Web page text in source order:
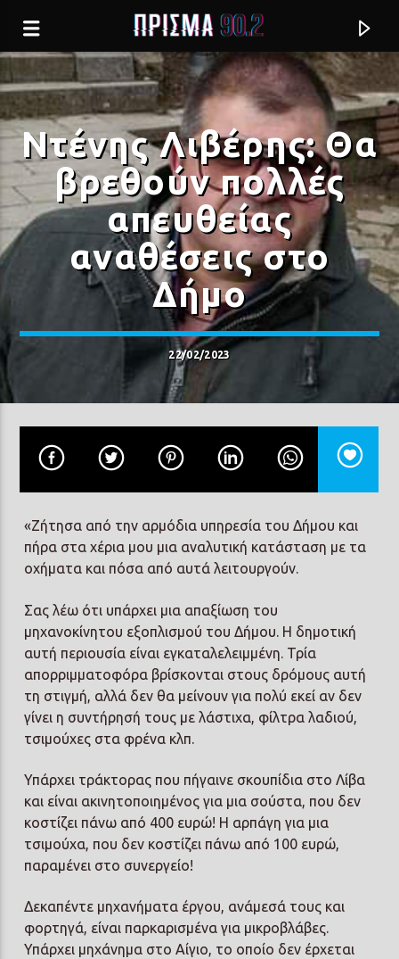
Current track
ΜΟΝΟ Σ' ΑΓΑΠΑΩ
ΠΑΝΟΣ ΚΙΑΜΟΣ
Prisma Radio 90,2
Ντένης Λιβέρης: Θα
βρεθούν πολλές
απευθείας
αναθέσεις στο
Δήμο
22/02/2023
«Ζήτησα από την αρμόδια υπηρεσία του Δήμου και
πήρα στα χέρια μου μια αναλυτική κατάσταση με τα
οχήματα και πόσα από αυτά λειτουργούν.
Σας λέω ότι υπάρχει μια απαξίωση του
μηχανοκίνητου εξοπλισμού του Δήμου. Η δημοτική
αυτή περιουσία είναι εγκαταλελειμμένη. Τρία
απορριμματοφόρα βρίσκονται στους δρόμους αυτή
τη στιγμή, αλλά δεν θα μείνουν για πολύ εκεί αν δεν
γίνει η συντήρησή τους με λάστιχα, φίλτρα λαδιού,
τσιμούχες στα φρένα κλπ.
Υπάρχει τράκτορας που πήγαινε σκουπίδια στο Λίβα
και είναι ακινητοποιημένος για μια σούστα, που δεν
κοστίζει πάνω από 400 ευρώ! Η αρπάγη για μια
τσιμούχα, που δεν κοστίζει πάνω από 100 ευρώ,
παραμένει στο συνεργείο!
Δεκαπέντε μηχανήματα έργου, ανάμεσά τους και
φορτηγά, είναι παρκαρισμένα για μικροβλάβες.
Υπάρχει μηχάνημα στο Αίγιο, το οποίο δεν έρχεται